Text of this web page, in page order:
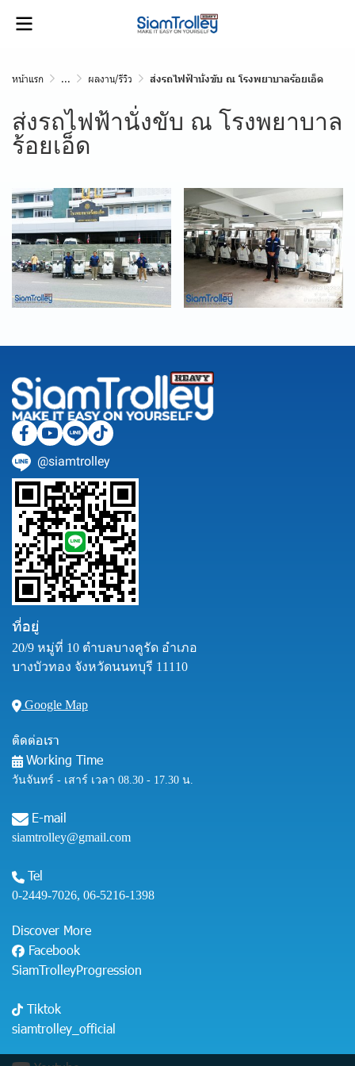
หน้าแรก ... ผลงาน/รีวิว ส่งรถไฟฟ้านั่งขับ ณ โรงพยาบาลร้อยเอ็ด
ส่งรถไฟฟ้านั่งขับ ณ โรงพยาบาล
ร้อยเอ็ด
@siamtrolley
ที่อยู่
20/9 หมู่ที่ 10 ตำบลบางคูรัด อำเภอ
บางบัวทอง จังหวัดนนทบุรี 11110
Google Map
ติดต่อเรา
Working Time
วันจันทร์ - เสาร์ เวลา 08.30 - 17.30 น.
E-mail
siamtrolley@gmail.com
Tel
0-2449-7026, 06-5216-1398
Discover More
Facebook
SiamTrolleyProgression
Tiktok
siamtrolley_official